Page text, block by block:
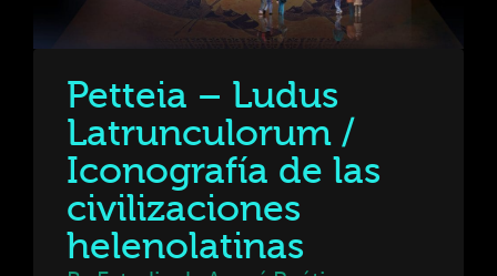
Petteia – Ludus
Latrunculorum /
Iconografía de las
civilizaciones
helenolatinas